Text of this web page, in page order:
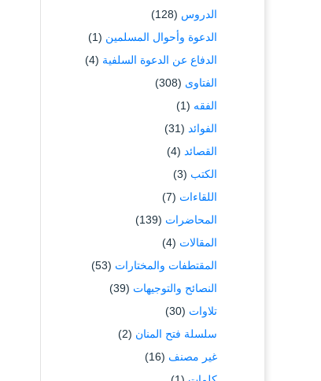
الدروس (128)
الدعوة وأحوال المسلمين (1)
الدفاع عن الدعوة السلفية (4)
الفتاوى (308)
الفقه (1)
الفوائد (31)
القصائد (4)
الكتب (3)
اللقاءات (7)
المحاضرات (139)
المقالات (4)
المقتطفات والمختارات (53)
النصائح والتوجيهات (39)
تلاوات (30)
سلسلة فتح المنان (2)
غير مصنف (16)